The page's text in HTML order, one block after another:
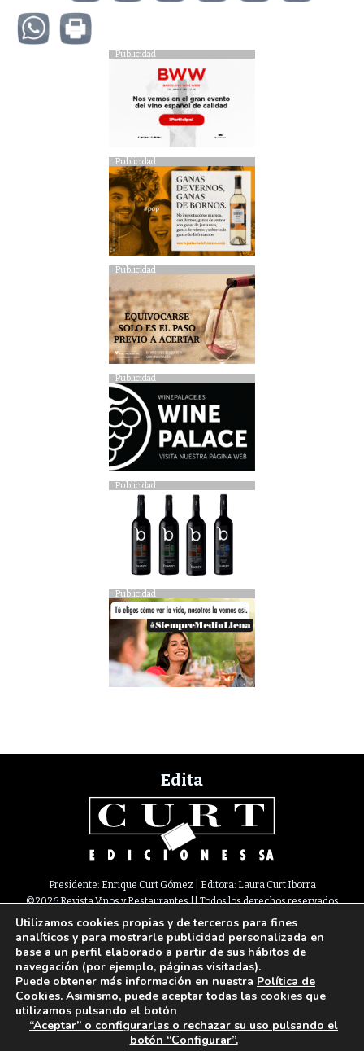
Publicidad
Publicidad
Publicidad
Publicidad
Publicidad
Publicidad
Edita
Presidente: Enrique Curt Gómez | Editora: Laura Curt Iborra
©2026 Revista Vinos y Restaurantes || Todos los derechos reservados
Newsletter Nota legal Política de Cookies Suscripción
Contacto
Paseo de Gracia, 63. 1º 2ª. 08008 Barcelona |933 180 101¦ Fax 933 183 505
Select Language ▼
Utilizamos cookies propias y de terceros para fines
analíticos y para mostrarle publicidad personalizada en
base a un perfil elaborado a partir de sus hábitos de
navegación (por ejemplo, páginas visitadas).
Puede obtener más información en nuestra Política de
Cookies. Asimismo, puede aceptar todas las cookies que
utilizamos pulsando el botón
“Aceptar” o configurarlas o rechazar su uso pulsando el
botón “Configurar”.